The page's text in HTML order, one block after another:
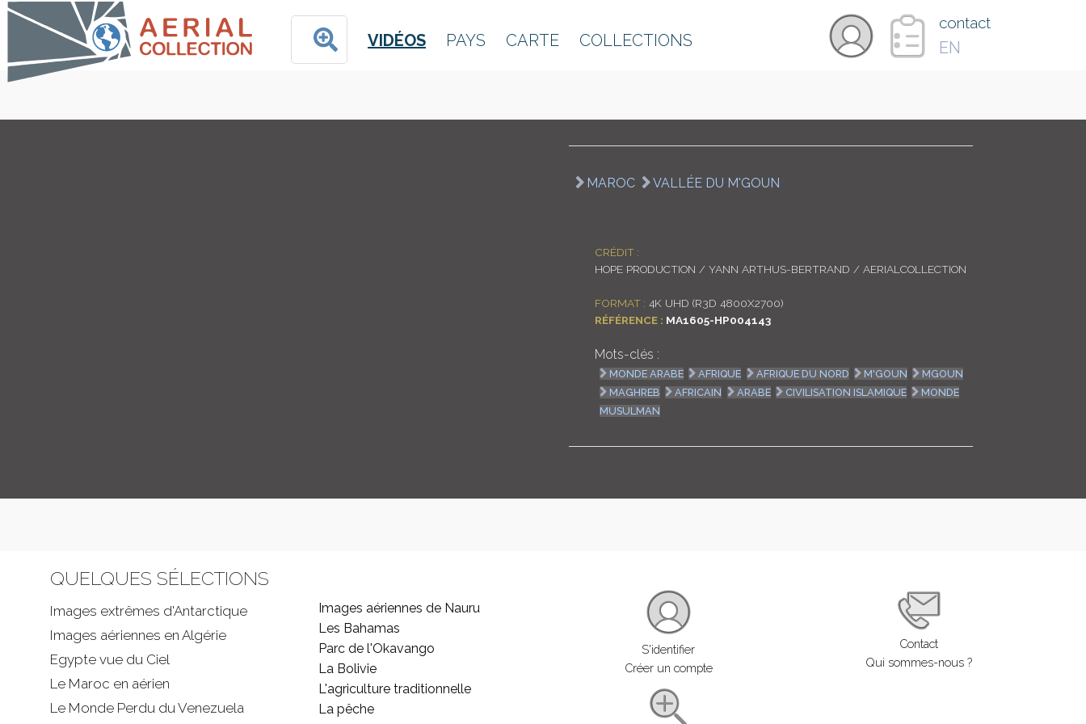
VIDÉOS PAYS CARTE COLLECTIONS
contact
EN
COLLECTIONS
MAROC VALLÉE DU M'GOUN
CRÉDIT :
HOPE PRODUCTION / YANN ARTHUS-BERTRAND / AERIALCOLLECTION
FORMAT : 4K UHD (R3D 4800X2700)
RÉFÉRENCE : MA1605-HP004143
Mots-clés :
MONDE ARABE AFRIQUE AFRIQUE DU NORD M'GOUN
MGOUN
MAGHREB
AFRICAIN ARABE CIVILISATION ISLAMIQUE
MONDE
MUSULMAN
QUELQUES SÉLECTIONS
Images extrêmes d'Antarctique
Images aériennes en Algérie
Egypte vue du Ciel
Le Maroc en aérien
Le Monde Perdu du Venezuela
Images aériennes de Nauru
Les Bahamas
Parc de l'Okavango
La Bolivie
L'agriculture traditionnelle
La pêche
S'identifier
Créer un compte
Contact
Qui sommes-nous ?